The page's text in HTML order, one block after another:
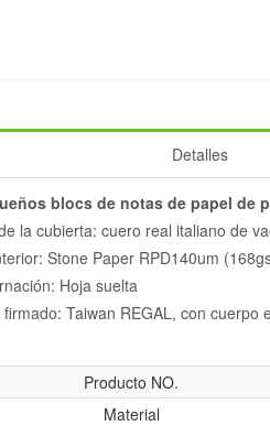
Detalles
blocs de notas de papel de
la cubierta: cuero real italiano de
Stone Paper RPD140um
Hoja suelta
Taiwan REGAL, con
Producto NO.
Material